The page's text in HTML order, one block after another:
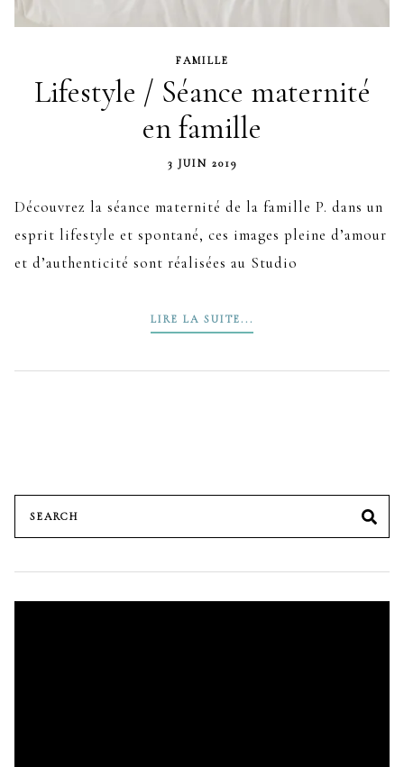
FAMILLE
Lifestyle / Séance maternité
en famille
3 JUIN 2019
Découvrez la séance maternité de la famille P. dans un
esprit lifestyle et spontané, ces images pleine d’amour
et d’authenticité sont réalisées au Studio
LIRE LA SUITE...
Search
for: